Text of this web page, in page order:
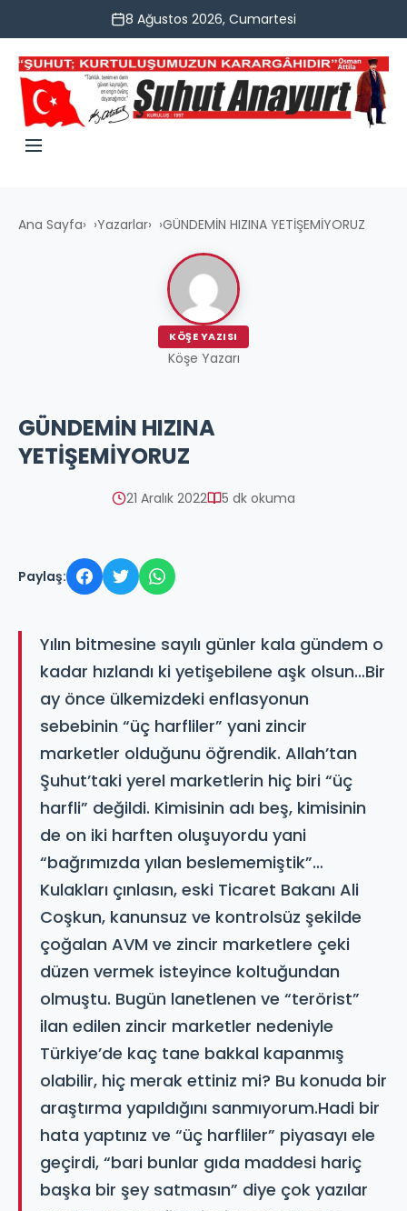
8 Ağustos 2026, Cumartesi
Ana Sayfa› Yazarlar› GÜNDEMİN HIZINA YETİŞEMİYORUZ
KÖŞE YAZISI
Köşe Yazarı
GÜNDEMİN HIZINA
YETİŞEMİYORUZ
21 Aralık 2022 5 dk okuma
Paylaş:
Yılın bitmesine sayılı günler kala gündem o
kadar hızlandı ki yetişebilene aşk olsun…Bir
ay önce ülkemizdeki enflasyonun
sebebinin “üç harfliler” yani zincir
marketler olduğunu öğrendik. Allah’tan
Şuhut’taki yerel marketlerin hiç biri “üç
harfli” değildi. Kimisinin adı beş, kimisinin
de on iki harften oluşuyordu yani
“bağrımızda yılan beslememiştik”…
Kulakları çınlasın, eski Ticaret Bakanı Ali
Coşkun, kanunsuz ve kontrolsüz şekilde
çoğalan AVM ve zincir marketlere çeki
düzen vermek isteyince koltuğundan
olmuştu. Bugün lanetlenen ve “terörist”
ilan edilen zincir marketler nedeniyle
Türkiye’de kaç tane bakkal kapanmış
olabilir, hiç merak ettiniz mi? Bu konuda bir
araştırma yapıldığını sanmıyorum.Hadi bir
hata yaptınız ve “üç harfliler” piyasayı ele
geçirdi, “bari bunlar gıda maddesi hariç
başka bir şey satmasın” diye çok yazılar